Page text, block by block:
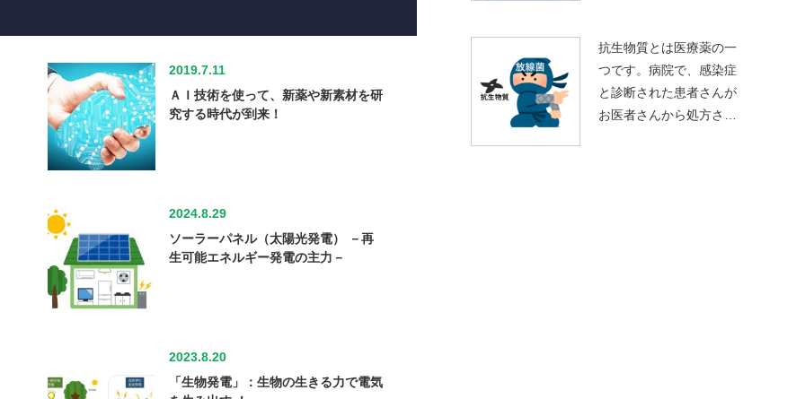
2019.7.11
ＡＩ技術を使って、新薬や新素材を研
究する時代が到来！
2024.8.29
ソーラーパネル（太陽光発電） －再
生可能エネルギー発電の主力－
2023.8.20
「生物発電」：生物の生きる力で電気
抗生物質とは医療薬の一
つです。病院で、感染症
と診断された患者さんが
お医者さんから処方さ…